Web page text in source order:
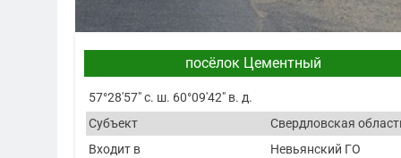
посёлок Цементный
57°28′57″ с. ш. 60°09′42″ в. д.
Субъект
Свердловская
Входит в
Невьянский ГО